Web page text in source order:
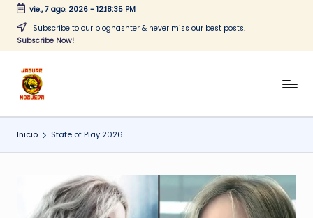
Saltar
vie., 7 ago. 2026- 12:18:35 PM
Subscribe to our bloghashter & never miss our best posts.
Subscribe Now!
J
a
g
CONTENIDO
Inicio State of Play 2026